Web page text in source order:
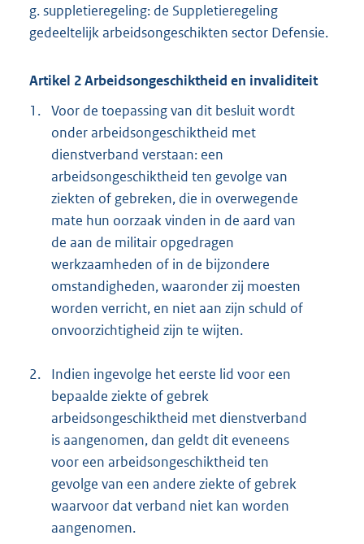
g. suppletieregeling: de Suppletieregeling
gedeeltelijk arbeidsongeschikten sector Defensie.
Artikel 2 Arbeidsongeschiktheid en invaliditeit
1. Voor de toepassing van dit besluit wordt
onder arbeidsongeschiktheid met
dienstverband verstaan: een
arbeidsongeschiktheid ten gevolge van
ziekten of gebreken, die in overwegende
mate hun oorzaak vinden in de aard van
de aan de militair opgedragen
werkzaamheden of in de bijzondere
omstandigheden, waaronder zij moesten
worden verricht, en niet aan zijn schuld of
onvoorzichtigheid zijn te wijten.
2.
Indien ingevolge het eerste lid voor een
bepaalde ziekte of gebrek
arbeidsongeschiktheid met dienstverband
is aangenomen, dan geldt dit eveneens
voor een arbeidsongeschiktheid ten
gevolge van een andere ziekte of gebrek
waarvoor dat verband niet kan worden
aangenomen.